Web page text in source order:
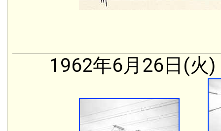
1962年6月26日(火)